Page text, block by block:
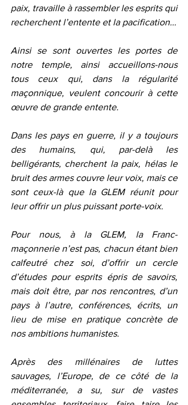
paix, travaille à rassembler les esprits qui
Ainsi se sont ouvertes les portes de
notre temple, ainsi accueillons-nous
tous ceux qui, dans la régularité
maçonnique, veulent concourir à cette
œuvre de grande entente.
Dans les pays en guerre, il y a toujours
des humains, qui, par-delà les
belligérants, cherchent la paix, hélas le
bruit des armes couvre leur voix, mais ce
sont ceux-là que la GLEM réunit pour
leur offrir un plus puissant porte-voix.
Pour nous, à la GLEM, la Franc-
maçonnerie n’est pas, chacun étant bien
calfeutré chez soi, d’offrir un cercle
d’études pour esprits épris de savoirs,
mais doit être, par nos rencontres, d’un
pays à l’autre, conférences, écrits, un
lieu de mise en pratique concrète de
nos ambitions humanistes.
Après des millénaires de luttes
sauvages, l’Europe, de ce côté de la
méditerranée, a su, sur de vastes